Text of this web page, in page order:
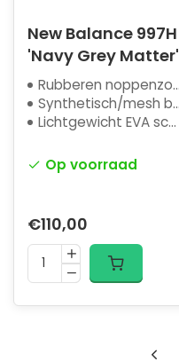
New Balance 997H
'Navy Grey Matter'
Rubberen noppenzool
Synthetisch/mesh bovenwerk
Lichtgewicht EVA schuim
Op voorraad
€110,00